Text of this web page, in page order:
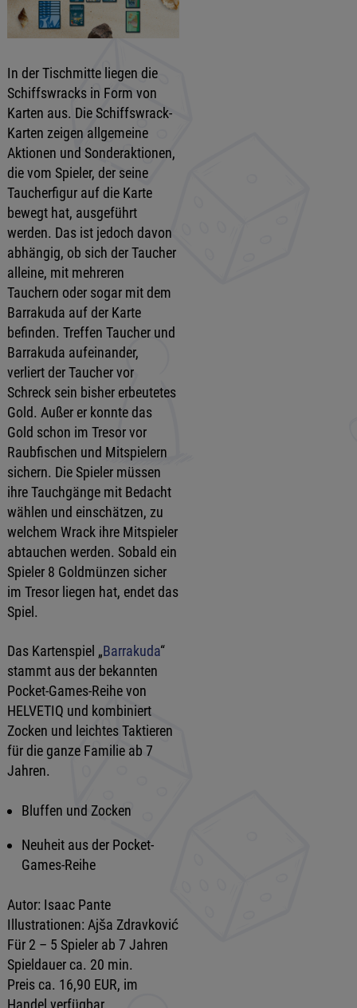
In der Tischmitte liegen die
Schiffswracks in Form von
Karten aus. Die Schiffswrack-
Karten zeigen allgemeine
Aktionen und Sonderaktionen,
die vom Spieler, der seine
Taucherfigur auf die Karte
bewegt hat, ausgeführt
werden. Das ist jedoch davon
abhängig, ob sich der Taucher
alleine, mit mehreren
Tauchern oder sogar mit dem
Barrakuda auf der Karte
befinden. Treffen Taucher und
Barrakuda aufeinander,
verliert der Taucher vor
Schreck sein bisher erbeutetes
Gold. Außer er konnte das
Gold schon im Tresor vor
Raubfischen und Mitspielern
sichern. Die Spieler müssen
ihre Tauchgänge mit Bedacht
wählen und einschätzen, zu
welchem Wrack ihre Mitspieler
abtauchen werden. Sobald ein
Spieler 8 Goldmünzen sicher
im Tresor liegen hat, endet das
Spiel.
Das Kartenspiel „Barrakuda“
stammt aus der bekannten
Pocket-Games-Reihe von
HELVETIQ und kombiniert
Zocken und leichtes Taktieren
für die ganze Familie ab 7
Jahren.
Bluffen und Zocken
Neuheit aus der Pocket-
Games-Reihe
Autor: Isaac Pante
Illustrationen: Ajša Zdravković
Für 2 – 5 Spieler ab 7 Jahren
Spieldauer ca. 20 min.
Preis ca. 16,90 EUR, im
Handel verfügbar.